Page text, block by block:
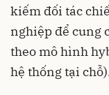
kiếm đối tác
nghiệp để cung
theo mô hình
hệ thống tại